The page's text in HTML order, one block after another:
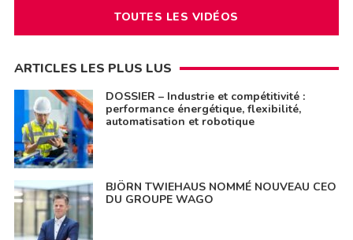
TOUTES LES VIDÉOS
ARTICLES LES PLUS LUS
DOSSIER – Industrie et compétitivité :
performance énergétique, flexibilité,
automatisation et robotique
BJÖRN TWIEHAUS NOMMÉ NOUVEAU CEO
DU GROUPE WAGO